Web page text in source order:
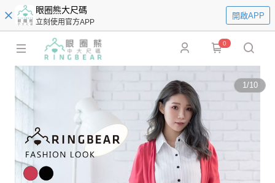
眼圈熊大尺碼
立刻使用官方APP
開啟APP
0
1/10